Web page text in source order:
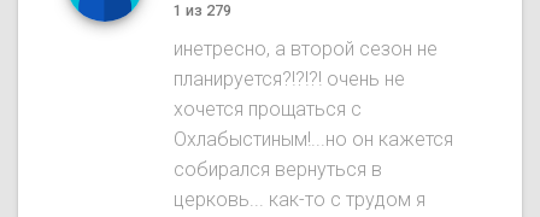
1 из 279
инетресно, а второй сезон не
планируется?!?!?! очень не
хочется прощаться с
Охлабыстиным!...но он кажется
собирался вернуться в
церковь... как-то с трудом я